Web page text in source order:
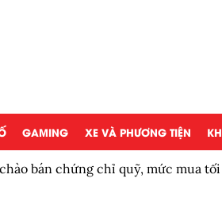
GAMING XE VÀ PHƯƠNG TIỆN
bán chứng chỉ quỹ, mức mua